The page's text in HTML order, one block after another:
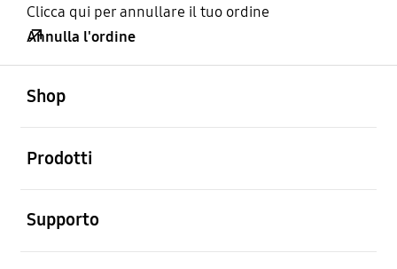
Clicca qui per annullare il tuo ordine
Annulla l'ordine
Shop
Prodotti
Supporto